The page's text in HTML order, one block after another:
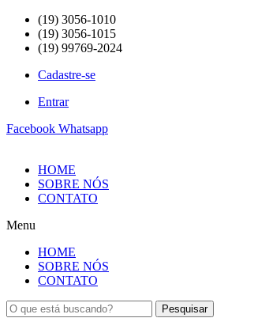
(19) 3056-1010
(19) 3056-1015
(19) 99769-2024
Cadastre-se
Entrar
Facebook Whatsapp
HOME
SOBRE NÓS
CONTATO
Menu
HOME
SOBRE NÓS
CONTATO
Pesquisar